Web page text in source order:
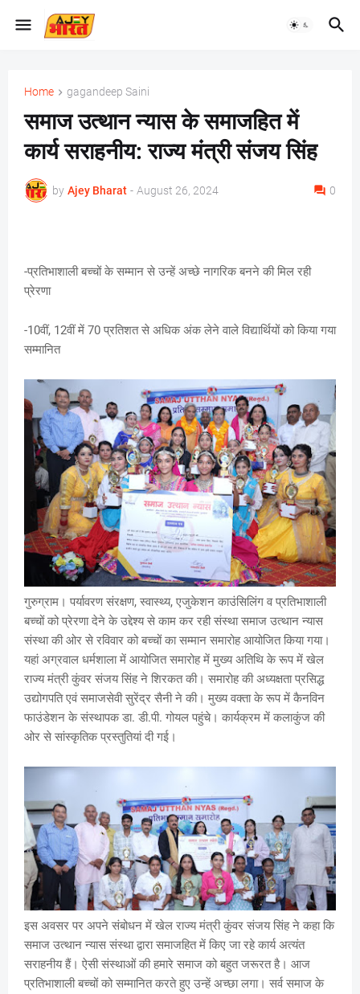
Home gagandeep Saini
समाज उत्थान न्यास के समाजहित में
कार्य सराहनीय: राज्य मंत्री संजय सिंह
by Ajey Bharat - August 26, 2024 0
-प्रतिभाशाली बच्चों के सम्मान से उन्हें अच्छे नागरिक बनने की मिल रही
प्रेरणा
-10वीं, 12वीं में 70 प्रतिशत से अधिक अंक लेने वाले विद्यार्थियों को किया गया
सम्मानित
गुरुग्राम। पर्यावरण संरक्षण, स्वास्थ्य, एजुकेशन काउंसिलिंग व प्रतिभाशाली
बच्चों को प्रेरणा देने के उद्देश्य से काम कर रही संस्था समाज उत्थान न्यास
संस्था की ओर से रविवार को बच्चों का सम्मान समारोह आयोजित किया गया।
यहां अग्रवाल धर्मशाला में आयोजित समारोह में मुख्य अतिथि के रूप में खेल
राज्य मंत्री कुंवर संजय सिंह ने शिरकत की। समारोह की अध्यक्षता प्रसिद्ध
उद्योगपति एवं समाजसेवी सुरेंद्र सैनी ने की। मुख्य वक्ता के रूप में कैनविन
फाउंडेशन के संस्थापक डा. डी.पी. गोयल पहुंचे। कार्यक्रम में कलाकुंज की
ओर से सांस्कृतिक प्रस्तुतियां दी गई।
इस अवसर पर अपने संबोधन में खेल राज्य मंत्री कुंवर संजय सिंह ने कहा कि
समाज उत्थान न्यास संस्था द्वारा समाजहित में किए जा रहे कार्य अत्यंत
सराहनीय हैं। ऐसी संस्थाओं की हमारे समाज को बहुत जरूरत है। आज
प्रतिभाशाली बच्चों को सम्मानित करते हुए उन्हें अच्छा लगा। सर्व समाज के